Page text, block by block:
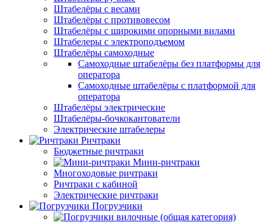
Штабелёры с весами
Штабелёры с противовесом
Штабелёры с широкими опорными вилами
Штабелеры с электроподъемом
Штабелёры самоходные
Самоходные штабелёры без платформы для
оператора
Самоходные штабелёры с платформой для
оператора
Штабелёры электрические
Штабелёры-бочкокантователи
Электрические штабелеры
Ричтраки
Бюджетные ричтраки
Мини-ричтраки
Многоходовые ричтраки
Ричтраки с кабиной
Электрические ричтраки
Погрузчики